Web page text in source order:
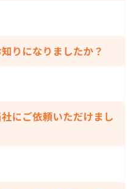
りになりましたか？
にご依頼いただけまし